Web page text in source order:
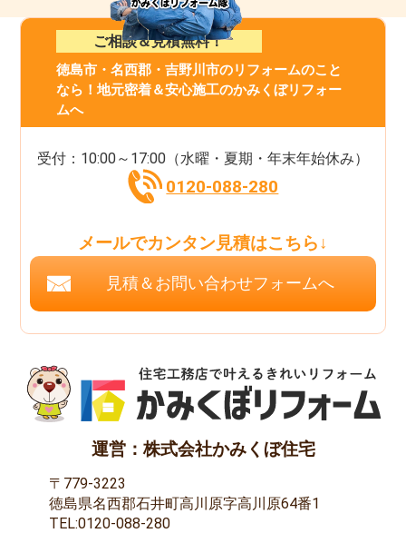
ご相談＆見積無料！
徳島市・名西郡・吉野川市のリフォームのこと
なら！地元密着＆安心施工のかみくぼリフォー
ムへ
受付：10:00～17:00（水曜・夏期・年末年始休み）
0120-088-280
メールでカンタン見積はこちら↓
見積＆お問い合わせフォームへ
運営：株式会社かみくぼ住宅
〒779-3223
徳島県名西郡石井町高川原字高川原64番1
TEL:0120-088-280